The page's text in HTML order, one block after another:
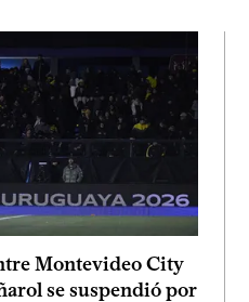
Montevideo City
se suspendió por